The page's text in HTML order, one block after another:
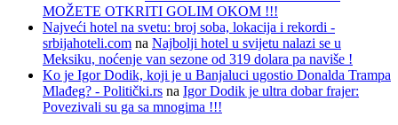
MOŽETE OTKRITI GOLIM OKOM !!!
Najveći hotel na svetu: broj soba, lokacija i rekordi -
srbijahoteli.com na Najbolji hotel u svijetu nalazi se u
Meksiku, noćenje van sezone od 319 dolara pa naviše !
Ko je Igor Dodik, koji je u Banjaluci ugostio Donalda Trampa
Mlađeg? - Politički.rs na Igor Dodik je ultra dobar frajer:
Povezivali su ga sa mnogima !!!